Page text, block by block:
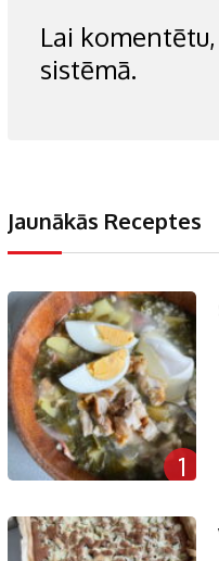
Lai
sistēmā.
Jaunākās Receptes
1